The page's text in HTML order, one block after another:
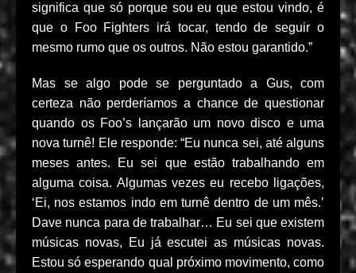
significa que só porque sou eu que estou vindo, é
que o Foo Fighters irá tocar, tendo de seguir o
mesmo rumo que os outros. Não estou garantido.”
Mas se algo pode se perguntado a Gus, com
certeza não perderíamos a chance de questionar
quando os Foo’s lançarão um novo disco e uma
nova turnê! Ele responde: “Eu nunca sei, até alguns
meses antes. Eu sei que estão trabalhando em
alguma coisa. Algumas vezes eu recebo ligações,
‘Ei, nos estamos indo em turnê dentro de um mês.’
Dave nunca para de trabalhar… Eu sei que existem
músicas novas, Eu já escutei as músicas novas.
Estou só esperando qual próximo movimento, como